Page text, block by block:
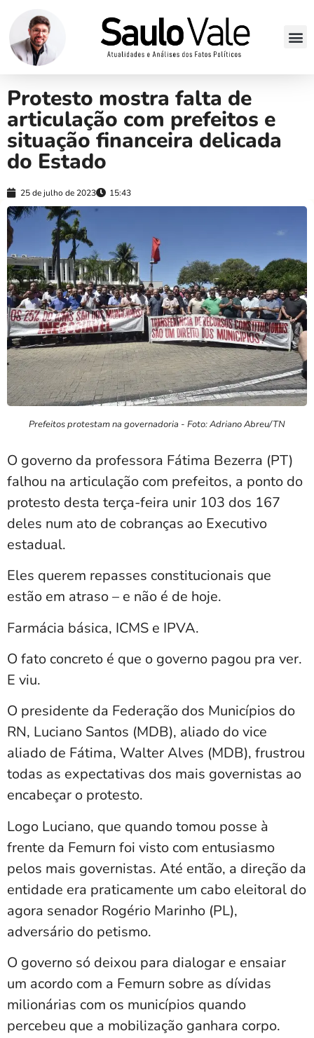
Protesto mostra falta de
articulação com prefeitos e
situação financeira delicada
do Estado
25 de julho de 2023 15:43
Prefeitos protestam na governadoria - Foto: Adriano Abreu/TN
O governo da professora Fátima Bezerra (PT)
falhou na articulação com prefeitos, a ponto do
protesto desta terça-feira unir 103 dos 167
deles num ato de cobranças ao Executivo
estadual.
Eles querem repasses constitucionais que
estão em atraso – e não é de hoje.
Farmácia básica, ICMS e IPVA.
O fato concreto é que o governo pagou pra ver.
E viu.
O presidente da Federação dos Municípios do
RN, Luciano Santos (MDB), aliado do vice
aliado de Fátima, Walter Alves (MDB), frustrou
todas as expectativas dos mais governistas ao
encabeçar o protesto.
Logo Luciano, que quando tomou posse à
frente da Femurn foi visto com entusiasmo
pelos mais governistas. Até então, a direção da
entidade era praticamente um cabo eleitoral do
agora senador Rogério Marinho (PL),
adversário do petismo.
O governo só deixou para dialogar e ensaiar
um acordo com a Femurn sobre as dívidas
milionárias com os municípios quando
percebeu que a mobilização ganhara corpo.